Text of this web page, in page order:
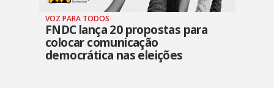
VOZ PARA TODOS
FNDC lança 20 propostas para
colocar comunicação
democrática nas eleições